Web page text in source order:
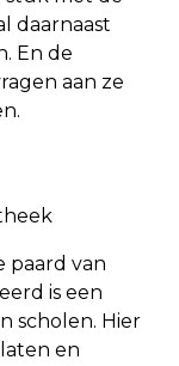
daarnaast
En de
aan ze
paard van
is een
scholen. Hier
en